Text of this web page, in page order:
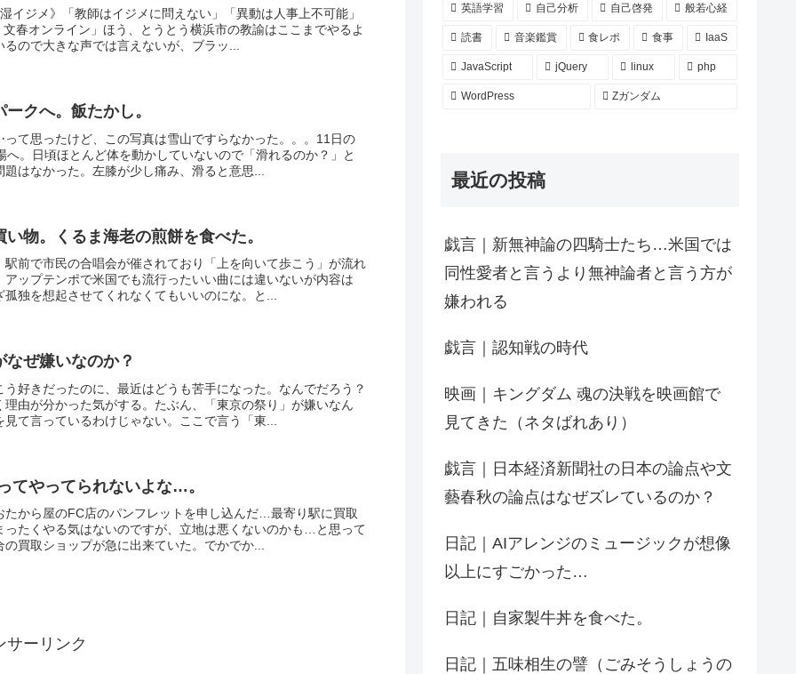
イジメ》「教師はイジメに問えない」「異動は人事上不可能」
春オンライン」ほう、とうとう横浜市の教諭はここまでやるよ
ので大きな声では言えないが、ブラッ...
クへ。飯たかし。
て思ったけど、この写真は雪山ですらなかった。。。11日の
。日頃ほとんど体を動かしていないので「滑れるのか？」と
はなかった。左膝が少し痛み、滑ると意思...
物。くるま海老の煎餅を食べた。
前で市民の合唱会が催されており「上を向いて歩こう」が流れ
ップテンポで米国でも流行ったいい曲には違いないが内容は
孤独を想起させてくれなくてもいいのにな。と...
ぜ嫌いなのか？
好きだったのに、最近はどうも苦手になった。なんでだろう？
由が分かった気がする。たぶん、「東京の祭り」が嫌いなん
て言っているわけじゃない。ここで言う「東...
てやってられないよな…。
たから屋のFC店のパンフレットを申し込んだ…最寄り駅に買取
たくやる気はないのですが、立地は悪くないのかも…と思って
買取ショップが急に出来ていた。でかでか...
サーリンク
英語学習 自己分析 自己啓発 般若心経
読書 音楽鑑賞 食レポ 食事 IaaS
JavaScript jQuery linux php
WordPress Zガンダム
最近の投稿
戯言｜新無神論の四騎士たち…米国では
同性愛者と言うより無神論者と言う方が
嫌われる
戯言｜認知戦の時代
映画｜キングダム 魂の決戦を映画館で
見てきた（ネタばれあり）
戯言｜日本経済新聞社の日本の論点や文
藝春秋の論点はなぜズレているのか？
日記｜AIアレンジのミュージックが想像
以上にすごかった…
日記｜自家製牛丼を食べた。
日記｜五味相生の譬（ごみそうしょうの